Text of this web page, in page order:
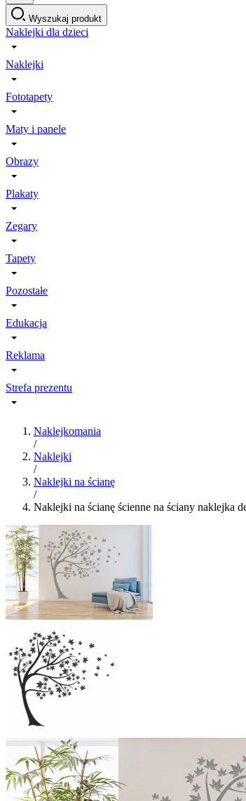
Wyszukaj produkt
Naklejki dla dzieci
Naklejki
Fototapety
Maty i panele
Obrazy
Plakaty
Zegary
Tapety
Pozostałe
Edukacja
Reklama
Strefa prezentu
Naklejkomania
/
Naklejki
/
Naklejki na ścianę
/
Naklejki na ścianę ścienne na ściany naklejka